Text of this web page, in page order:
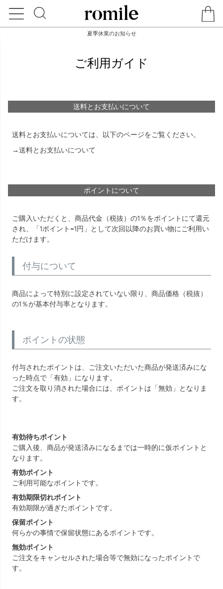
夏季休業のお知らせ
ご利用ガイド
送料とお支払いについて
送料とお支払いについては、以下のページをご覧ください。
→送料とお支払いについて
ポイントについて
ご購入いただくと、商品代金（税抜）の1％をポイントにて還元
され、「1ポイント=1円」として次回以降のお買い物にご利用い
ただけます。
付与について
商品によって特別に設定されていない限り、商品価格（税抜）
の1％が基本付与率となります。
ポイントの状態
付与されたポイントは、ご注文いただいた商品が発送済みにな
った時点で「有効」になります。
ご注文を取り消された場合には、ポイントは「無効」となりま
す。
有効待ちポイント
ご購入後、商品が発送済みになるまでは一時的に仮ポイントと
なります。
有効ポイント
ご利用可能なポイントです。
有効期限切れポイント
有効期限が過ぎたポイントです。
保留ポイント
何らかの事情で保留状態にあるポイントです。
無効ポイント
ご注文をキャンセルされた場合等で無効になったポイントで
す。